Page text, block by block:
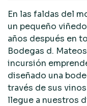
En las faldas del
un pequeño
años después en
Bodegas d.
incursión
diseñado una
través de sus
llegue a nuestros